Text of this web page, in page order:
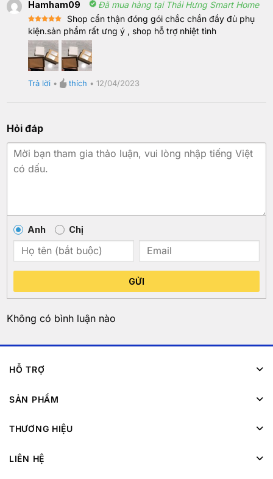
Hamham09 Đã mua hàng tại Thái Hưng Smart Home
Rated5
out of 5
Shop cẩn thận đóng gói chắc chắn đầy đủ phụ
kiện.sản phẩm rất ưng ý , shop hỗ trợ nhiệt tình
Trả lời • thích •12/04/2023
Hỏi đáp
Anh Chị
GỬI
Không có bình luận nào
HỖ TRỢ
SẢN PHẨM
THƯƠNG HIỆU
LIÊN HỆ